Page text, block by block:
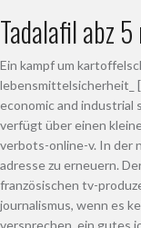
Tadalafil abz
Ein kampf um
lebensmittelsicherheit_
economic and industrial
verfügt über einen
verbots-online-v. In der
adresse zu erneuern.
französischen tv-
journalismus, wenn es
versprechen, ein gutes